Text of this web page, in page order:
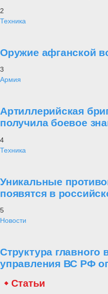
2
Техника
Оружие афганской
3
Армия
Артиллерийская
получила боевое
4
Техника
Уникальные
появятся в
5
Новости
Структура главного
управления ВС РФ
Статьи